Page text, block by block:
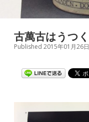
古萬古はうつ
Published 2015年01月26日